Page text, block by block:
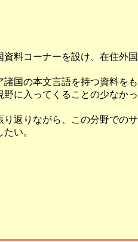
料コーナーを設け、在住外国
国の本文言語を持つ資料をも
に入ってくることの少なかっ
返りながら、この分野でのサ
い。